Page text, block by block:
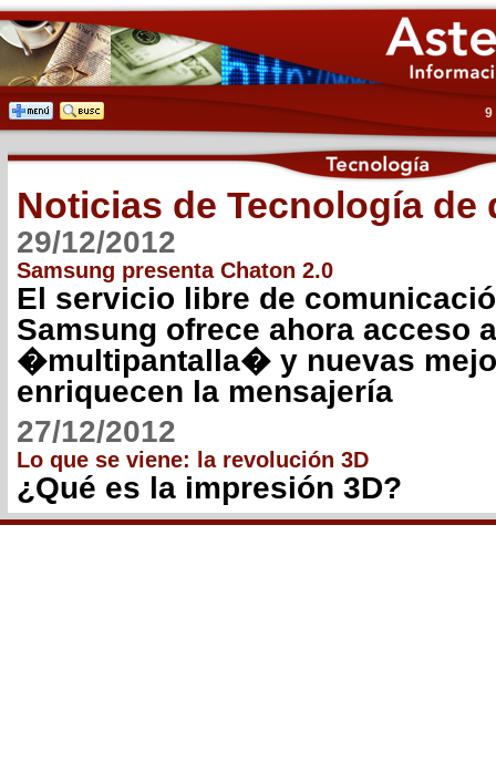
9
Noticias de Tecnología de
29/12/2012
Samsung presenta Chaton 2.0
El servicio libre de
Samsung ofrece ahora acceso a
�multipantalla� y nuevas
enriquecen la mensajería
27/12/2012
Lo que se viene: la revolución 3D
¿Qué es la impresión 3D?